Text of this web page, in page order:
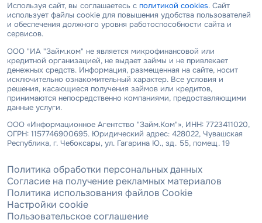
Используя сайт, вы соглашаетесь с политикой cookies. Сайт
использует файлы cookie для повышения удобства пользователей
и обеспечения должного уровня работоспособности сайта и
сервисов.
ООО "ИА "Займ.ком" не является микрофинансовой или
кредитной организацией, не выдает займы и не привлекает
денежных средств. Информация, размещенная на сайте, носит
исключительно ознакомительный характер. Все условия и
решения, касающиеся получения займов или кредитов,
принимаются непосредственно компаниями, предоставляющими
данные услуги.
ООО «Информационное Агентство "Займ.Ком"», ИНН: 7723411020,
ОГРН: 1157746900695. Юридический адрес: 428022, Чувашская
Республика, г. Чебоксары, ул. Гагарина Ю., зд. 55, помещ. 19
Политика обработки персональных данных
Согласие на получение рекламных материалов
Политика использования файлов Cookie
Настройки cookie
Пользовательское соглашение